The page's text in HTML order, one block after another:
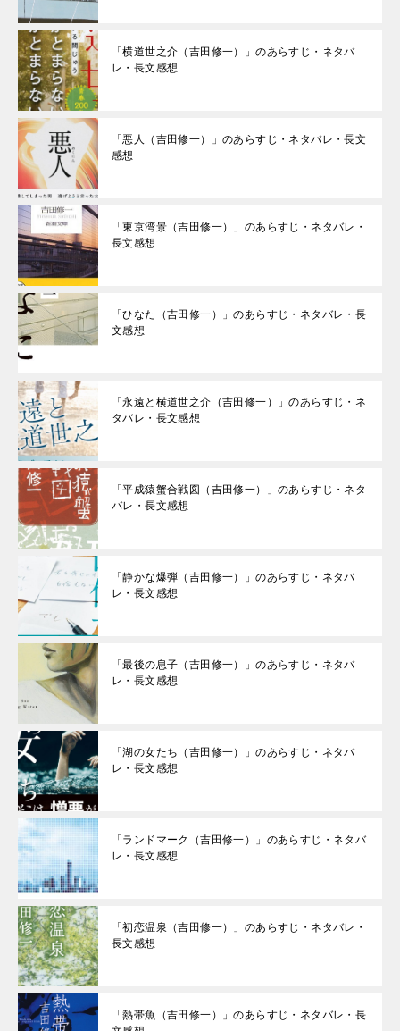
「横道世之介（吉田修一）」のあらすじ・ネタバ
レ・長文感想
「悪人（吉田修一）」のあらすじ・ネタバレ・長文
感想
「東京湾景（吉田修一）」のあらすじ・ネタバレ・
長文感想
「ひなた（吉田修一）」のあらすじ・ネタバレ・長
文感想
「永遠と横道世之介（吉田修一）」のあらすじ・ネ
タバレ・長文感想
「平成猿蟹合戦図（吉田修一）」のあらすじ・ネタ
バレ・長文感想
「静かな爆弾（吉田修一）」のあらすじ・ネタバ
レ・長文感想
「最後の息子（吉田修一）」のあらすじ・ネタバ
レ・長文感想
「湖の女たち（吉田修一）」のあらすじ・ネタバ
レ・長文感想
「ランドマーク（吉田修一）」のあらすじ・ネタバ
レ・長文感想
「初恋温泉（吉田修一）」のあらすじ・ネタバレ・
長文感想
「熱帯魚（吉田修一）」のあらすじ・ネタバレ・長